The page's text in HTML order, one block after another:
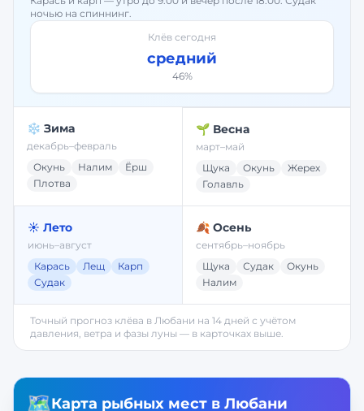
ночью на спиннинг.
Клёв сегодня
средний
46%
❄️ Зима
декабрь–февраль
Окунь
Налим
Ёрш
Плотва
🌱 Весна
март–май
Щука
Окунь
Жерех
Голавль
☀️ Лето
июнь–август
Карась
Лещ
Карп
Судак
🍂 Осень
сентябрь–ноябрь
Щука
Судак
Окунь
Налим
Точный прогноз клёва в Любани на 14 дней с учётом
давления, ветра и фазы луны — в карточках выше.
🗺️Карта рыбных мест в Любани